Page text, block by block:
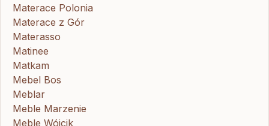
Materace Polonia
Materace z Gór
Materasso
Matinee
Matkam
Mebel Bos
Meblar
Meble Marzenie
Meble Wójcik